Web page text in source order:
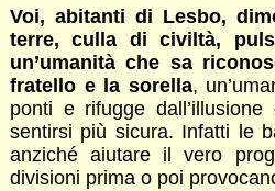
Voi, abitanti di Lesbo,
terre, culla di civiltà,
un’umanità che sa
fratello e la sorella,
ponti e rifugge
sentirsi più sicura. Infatti le
anziché aiutare il vero
divisioni prima o poi